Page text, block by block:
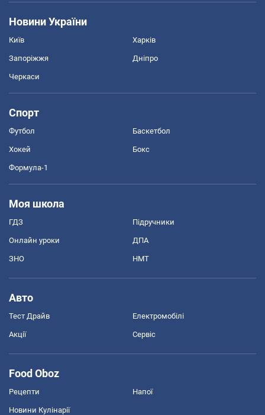
Новини України
Київ Харків
Запоріжжя Дніпро
Черкаси
Спорт
Футбол Баскетбол
Хокей Бокс
Формула-1
Моя школа
ГДЗ Підручники
Онлайн уроки ДПА
ЗНО НМТ
Авто
Тест Драйв Електромобілі
Акції Сервіс
Food Oboz
Рецепти Напої
Новини Кулінарії